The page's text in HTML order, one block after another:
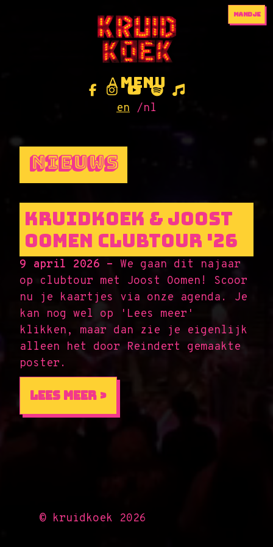
A menu
en /nl
geen producten
mandje
Nieuws
Kruidkoek & Joost
Oomen CLUBTOUR '26
9 april 2026 - We gaan dit najaar
op clubtour met Joost Oomen! Scoor
nu je kaartjes via onze agenda. Je
kan nog wel op 'Lees meer'
klikken, maar dan zie je eigenlijk
alleen het door Reindert gemaakte
poster.
Lees meer ›
© kruidkoek 2026